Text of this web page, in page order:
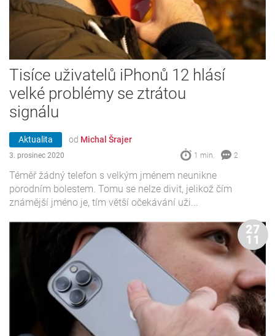
Tisíce uživatelů iPhonů 12 hlásí
velké problémy se ztrátou
signálu
Aktualita od Michal Šrajer
3. prosinec 2020 1 min. 2
Téměř žádný telefon s velkým jménem neunikne
porodním bolestem. Tomu se nelze divit, jelikož čím
známější jméno je, tím větší očekávání uži...
27
11